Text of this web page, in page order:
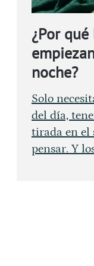
¿Por
noche?
Solo
del día,
tirada en el
pensar. Y